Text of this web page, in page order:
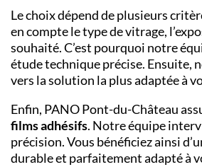
Le choix dépend de plusieurs
en compte le type de vitrage,
souhaité. C’est pourquoi notre
étude technique précise. Ensuite,
vers la solution la plus adaptée à
Enfin, PANO Pont-du-Château
films adhésifs. Notre équipe
précision. Vous bénéficiez ainsi
durable et parfaitement adapté à